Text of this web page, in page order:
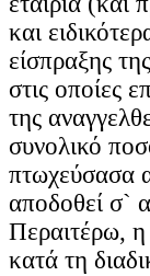
και
είσπραξης
στις οποίες
της
συνολικό
πτωχεύσασα
αποδοθεί σ`
Περαιτέρω, η
κατά τη